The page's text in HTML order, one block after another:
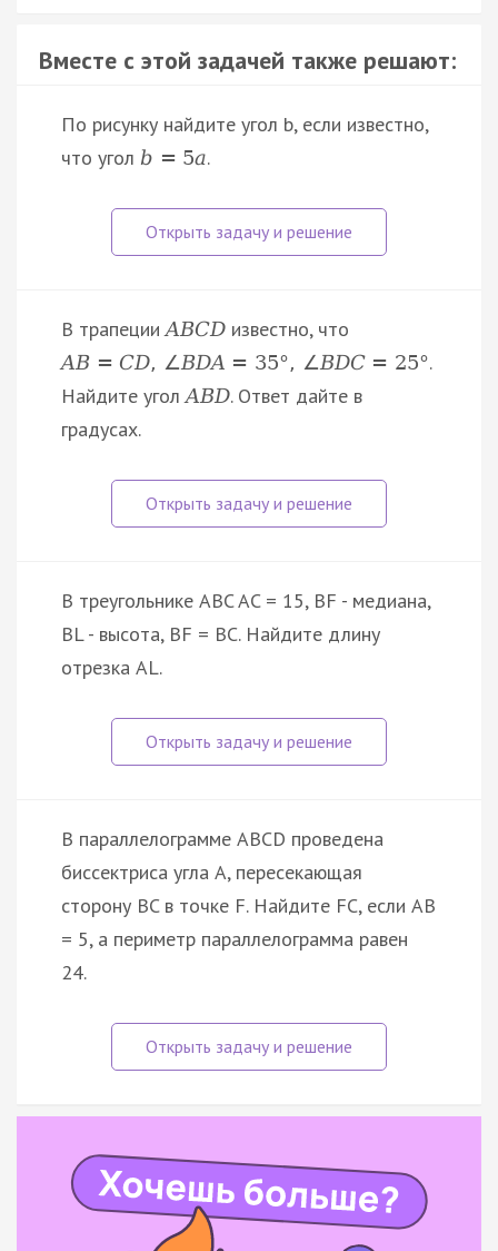
Вместе с этой задачей также решают:
По рисунку найдите угол b, если известно,
что угол b = 5a.
В трапецииABCD известно, что
AB = CD, ∠BDA = 35°, ∠BDC = 25°.
Найдите уголABD. Ответ дайте в
градусах.
В треугольнике ABC AC = 15, BF - медиана,
BL - высота, BF = BC. Найдите длину
отрезка AL.
В параллелограмме ABCD проведена
биссектриса угла A, пересекающая
сторону BC в точке F. Найдите FC, если AB
= 5, а периметр параллелограмма равен
24.